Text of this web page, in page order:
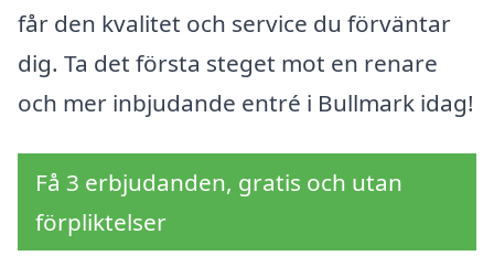
får den kvalitet och service du förväntar
dig. Ta det första steget mot en renare
och mer inbjudande entré i Bullmark idag!
Få 3 erbjudanden, gratis och utan
förpliktelser